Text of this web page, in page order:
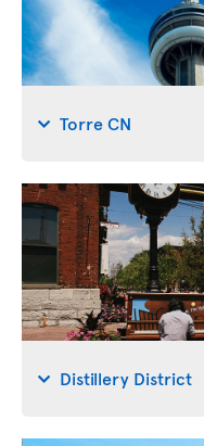
Torre CN
Distillery District